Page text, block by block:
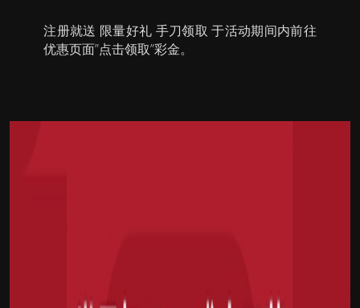
注册就送 限量好礼 手刀领取 于活动期间内前往
优惠页面”点击领取”彩金。